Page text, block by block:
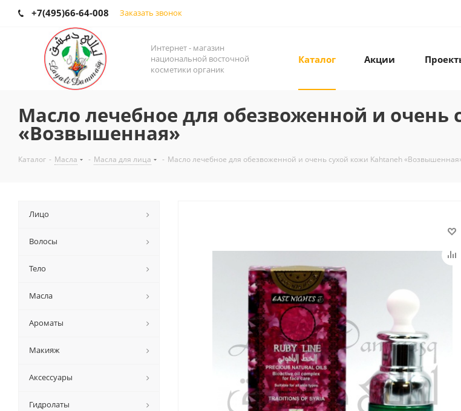
+7(495)66-64-008 Заказать звонок
Интернет - магазин
национальной восточной
косметики органик
Каталог Акции
Масло лечебное для обезвоженной и очень
«Возвышенная»
Каталог - Масла - Масла для лица - Масло лечебное для обезвоженной и очень сухой кожи Kahtaneh
Лицо
Волосы
Тело
Масла
Ароматы
Макияж
Аксессуары
Гидролаты